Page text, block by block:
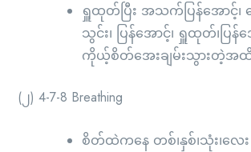
ရှူထုတ်ပြီး အသက်ပြန်အောင့်၊
သွင်း၊ ပြန်အောင့်၊ ရှူထုတ်၊ပြ
ကိုယ့်စိတ်အေးချမ်းသွားတဲ့အထိ
(၂) 4-7-8 Breathing
စိတ်ထဲကနေ တစ်၊နှစ်၊သုံး၊လေ